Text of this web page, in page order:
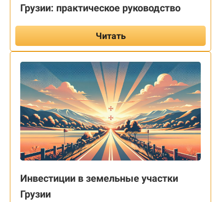
Грузии: практическое руководство
Читать
Инвестиции в земельные участки
Грузии